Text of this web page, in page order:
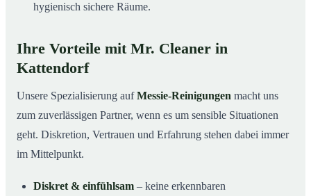
hygienisch sichere Räume.
Ihre Vorteile mit Mr. Cleaner in
Kattendorf
Unsere Spezialisierung aufMessie-Reinigungen macht uns
zum zuverlässigen Partner, wenn es um sensible Situationen
geht. Diskretion, Vertrauen und Erfahrung stehen dabei immer
im Mittelpunkt.
Diskret & einfühlsam – keine erkennbaren